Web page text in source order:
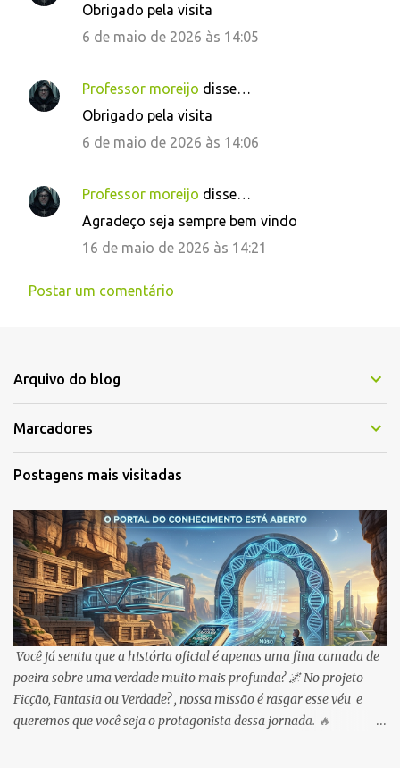
Obrigado pela visita
6 de maio de 2026 às 14:05
Professor moreijo disse…
Obrigado pela visita
6 de maio de 2026 às 14:06
Professor moreijo disse…
Agradeço seja sempre bem vindo
16 de maio de 2026 às 14:21
Postar um comentário
Arquivo do blog
Marcadores
Postagens mais visitadas
Você já sentiu que a história oficial é apenas uma fina camada de
poeira sobre uma verdade muito mais profunda? 🌌 No projeto
Ficção, Fantasia ou Verdade? , nossa missão é rasgar esse véu e
queremos que você seja o protagonista dessa jornada. 🔥